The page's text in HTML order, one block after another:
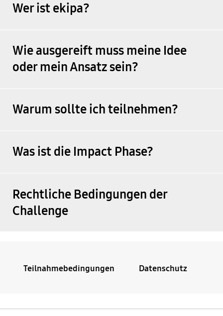
Wer ist ekipa?
Wie ausgereift muss meine Idee
oder mein Ansatz sein?
Warum sollte ich teilnehmen?
Was ist die Impact Phase?
Rechtliche Bedingungen der
Challenge
Teilnahmebedingungen Datenschutz